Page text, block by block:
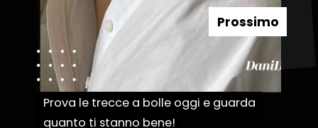
Prova le trecce a bolle oggi e guarda
quanto ti stanno bene!
Prova le trecce a bolle oggi e guarda
quanto ti stanno bene!
Prossimo